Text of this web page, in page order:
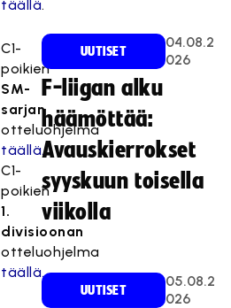
täällä.
C1-
poikien
SM-
sarjan
otteluohjelma
täällä.
C1-
poikien
1.
divisioonan
otteluohjelma
täällä.
UUTISET
04.08.2
026
F-liigan alku
häämöttää:
Avauskierrokset
syyskuun toisella
viikolla
UUTISET
05.08.2
026